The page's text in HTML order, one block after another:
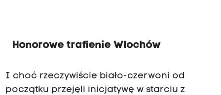
Honorowe trafienie Włochów
I choć rzeczywiście biało-czerwoni od
początku przejęli inicjatywę w starciu z